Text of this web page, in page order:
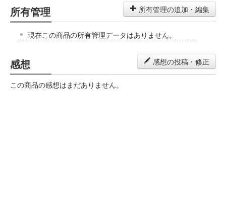
所有管理 所有管理の追加・編集
現在この商品の所有管理データはありません。
感想 感想の投稿・修正
この商品の感想はまだありません。